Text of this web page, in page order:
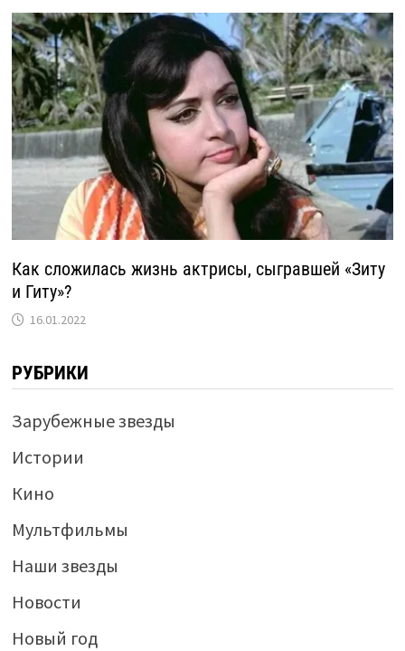
Как сложилась жизнь актрисы, сыгравшей «Зиту
и Гиту»?
16.01.2022
РУБРИКИ
Зарубежные звезды
Истории
Кино
Мультфильмы
Наши звезды
Новости
Новый год